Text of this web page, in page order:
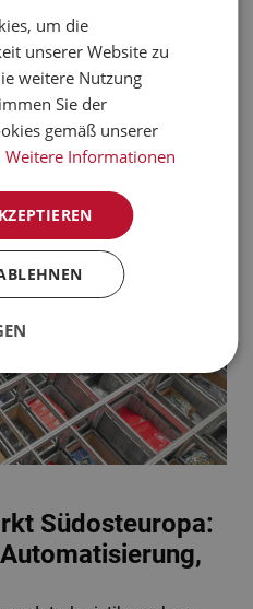
Südosteuropa:
FRENCH
DANISH
ITALIAN
ENGLISH
um die
unserer Website zu
weitere Nutzung
Sie der
gemäß unserer
Weitere Informationen